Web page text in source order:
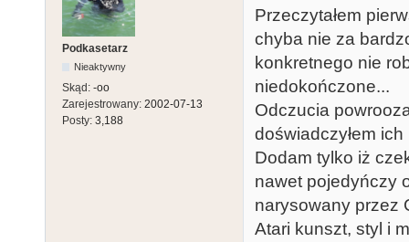
Podkasetarz
Nieaktywny
Skąd: -oo
Zarejestrowany: 2002-07-13
Posty: 3,188
Przeczytałem
chyba nie za
konkretnego nie
niedokończone...
Odczucia
doświadczyłem
Dodam tylko iż
nawet pojedyńczy
narysowany przez
Atari kunszt, styl i